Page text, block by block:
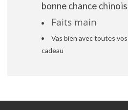
bonne chance
Faits main
Vas bien avec toutes
cadeau